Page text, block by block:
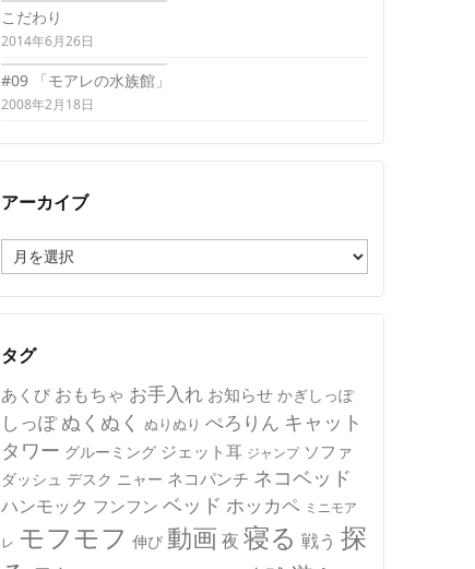
こだわり
2014年6月26日
#09 「モアレの水族館」
2008年2月18日
アーカイブ
ー
カ
イ
タグ
あくび おもちゃ お手入れ お知らせ かぎしっぽ
しっぽ ぬくぬく ぬりぬり ぺろりん キャット
タワー グルーミング ジェット耳 ジャンプ ソファ
ダッシュ デスク ニャー ネコパンチ ネコベッド
ハンモック フンフン ベッド ホッカペ ミニモア
レ モフモフ 伸び 動画 夜 寝る 戦う 探